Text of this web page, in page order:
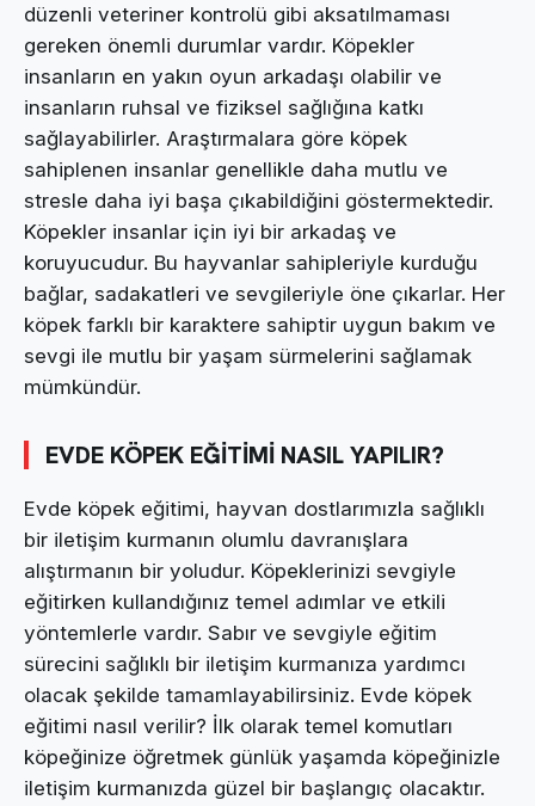
düzenli veteriner kontrolü gibi aksatılmaması
gereken önemli durumlar vardır. Köpekler
insanların en yakın oyun arkadaşı olabilir ve
insanların ruhsal ve fiziksel sağlığına katkı
sağlayabilirler. Araştırmalara göre köpek
sahiplenen insanlar genellikle daha mutlu ve
stresle daha iyi başa çıkabildiğini göstermektedir.
Köpekler insanlar için iyi bir arkadaş ve
koruyucudur. Bu hayvanlar sahipleriyle kurduğu
bağlar, sadakatleri ve sevgileriyle öne çıkarlar. Her
köpek farklı bir karaktere sahiptir uygun bakım ve
sevgi ile mutlu bir yaşam sürmelerini sağlamak
mümkündür.
EVDE KÖPEK EĞİTİMİ NASIL YAPILIR?
Evde köpek eğitimi, hayvan dostlarımızla sağlıklı
bir iletişim kurmanın olumlu davranışlara
alıştırmanın bir yoludur. Köpeklerinizi sevgiyle
eğitirken kullandığınız temel adımlar ve etkili
yöntemlerle vardır. Sabır ve sevgiyle eğitim
sürecini sağlıklı bir iletişim kurmanıza yardımcı
olacak şekilde tamamlayabilirsiniz. Evde köpek
eğitimi nasıl verilir? İlk olarak temel komutları
köpeğinize öğretmek günlük yaşamda köpeğinizle
iletişim kurmanızda güzel bir başlangıç olacaktır.